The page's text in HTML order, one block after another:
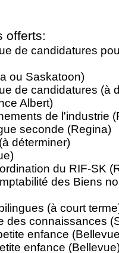
offerts:
de candidatures
ou Saskatoon)
de candidatures (à
Albert)
de l'industrie
seconde (Regina)
déterminer)
du RIF-SK
des Biens
(à court
des connaissances
enfance
enfance